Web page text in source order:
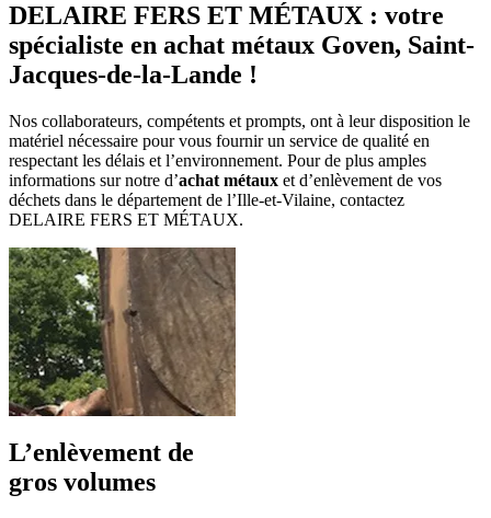
DELAIRE FERS ET MÉTAUX : votre
spécialiste en achat métaux Goven, Saint-
Jacques-de-la-Lande !
Nos collaborateurs, compétents et prompts, ont à leur disposition le
matériel nécessaire pour vous fournir un service de qualité en
respectant les délais et l’environnement. Pour de plus amples
informations sur notre d’achat métaux et d’enlèvement de vos
déchets dans le département de l’Ille-et-Vilaine, contactez
DELAIRE FERS ET MÉTAUX.
L’enlèvement de
gros volumes